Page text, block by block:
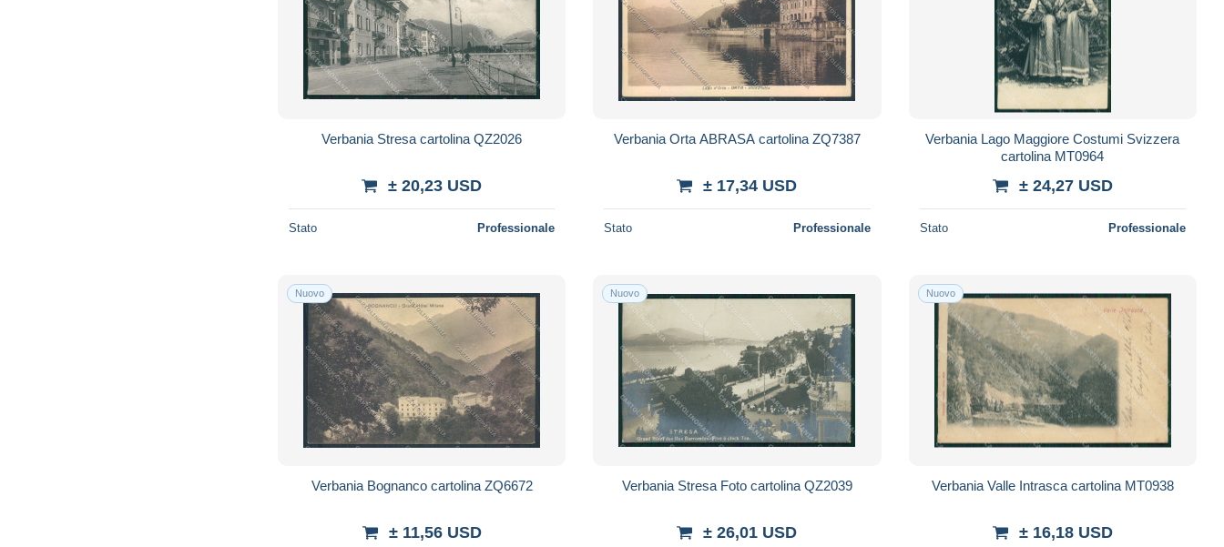
Verbania Stresa cartolina QZ2026
± 20,23 USD
Stato Professionale
Verbania Orta ABRASA cartolina ZQ7387
± 17,34 USD
Stato Professionale
Verbania Lago Maggiore Costumi Svizzera
cartolina MT0964
± 24,27 USD
Stato Professionale
Nuovo
Verbania Bognanco cartolina ZQ6672
± 11,56 USD
Nuovo
Verbania Stresa Foto cartolina QZ2039
± 26,01 USD
Nuovo
Verbania Valle Intrasca cartolina MT0938
± 16,18 USD